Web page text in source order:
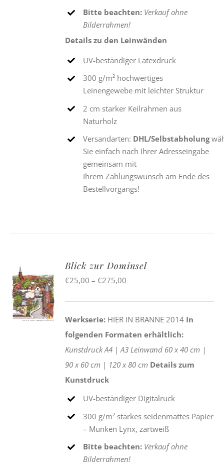
Bitte beachten: Verkauf ohne
Bilderrahmen!
Details zu den Leinwänden
UV-beständiger Latexdruck
300 g/m² hochwertiges
Leinengewebe mit leichter Struktur
2 cm starker Keilrahmen aus
Naturholz
Versandarten: DHL/Selbstabholung
Sie einfach nach Ihrer Adresseingabe
gemeinsam mit
Ihrem Zahlungswunsch am Ende des
Bestellvorgangs!
AUSFÜHRUNG
WÄHLEN
DIESES
PRODUKT
WEIST
Blick zur Dominsel
€25,00 –€275,00
€275,00
Werkserie: HIER IN BRANNE 2014 In
folgenden Formaten erhältlich:
KunstdruckA4 |A3Leinwand 60 x 40 cm |
90 x 60 cm | 120 x 80 cm Details zum
Kunstdruck
UV-beständiger Digitalruck
300 g/m² starkes seidenmattes Papier
– Munken Lynx, zartweiß
Bitte beachten: Verkauf ohne
Bilderrahmen!